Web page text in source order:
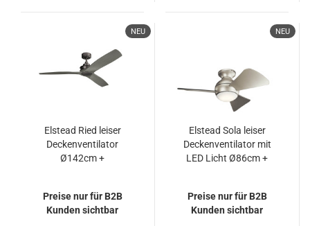
NEU
Elstead Ried leiser
Deckenventilator
Ø142cm +
Preise nur für B2B
Kunden sichtbar
NEU
Elstead Sola leiser
Deckenventilator mit
LED Licht Ø86cm +
Preise nur für B2B
Kunden sichtbar